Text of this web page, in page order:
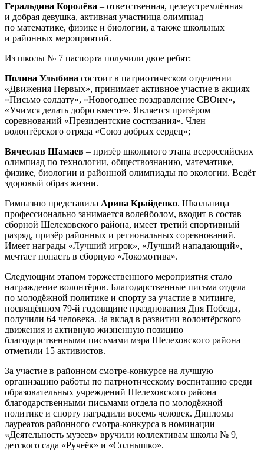
Геральдина Королёва – ответственная, целеустремлённая
и добрая девушка, активная участница олимпиад
по математике, физике и биологии, а также школьных
и районных мероприятий.
Из школы № 7 паспорта получили двое ребят:
Полина Улыбина состоит в патриотическом отделении
«Движения Первых», принимает активное участие в акциях
«Письмо солдату», «Новогоднее поздравление СВОим»,
«Учимся делать добро вместе». Является призёром
соревнований «Президентские состязания». Член
волонтёрского отряда «Союз добрых сердец»;
Вячеслав Шамаев – призёр школьного этапа всероссийских
олимпиад по технологии, обществознанию, математике,
физике, биологии и районной олимпиады по экологии. Ведёт
здоровый образ жизни.
Гимназию представила Арина Крайденко. Школьница
профессионально занимается волейболом, входит в состав
сборной Шелеховского района, имеет третий спортивный
разряд, призёр районных и региональных соревнований.
Имеет награды «Лучший игрок», «Лучший нападающий»,
мечтает попасть в сборную «Локомотива».
Следующим этапом торжественного мероприятия стало
награждение волонтёров. Благодарственные письма отдела
по молодёжной политике и спорту за участие в митинге,
посвящённом 79-й годовщине празднования Дня Победы,
получили 64 человека. За вклад в развитии волонтёрского
движения и активную жизненную позицию
благодарственными письмами мэра Шелеховского района
отметили 15 активистов.
За участие в районном смотре-конкурсе на лучшую
организацию работы по патриотическому воспитанию среди
образовательных учреждений Шелеховского района
благодарственными письмами отдела по молодёжной
политике и спорту наградили восемь человек. Дипломы
лауреатов районного смотра-конкурса в номинации
«Деятельность музеев» вручили коллективам школы № 9,
детского сада «Ручеёк» и «Солнышко».